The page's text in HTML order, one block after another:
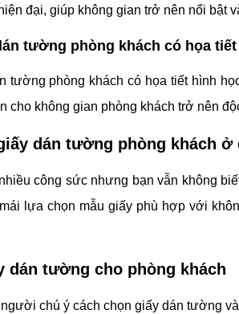
đại, giúp không gian trở nên nổi bật
tường phòng khách có họa
tường phòng khách có họa tiết hình
cho không gian phòng khách trở nên
dán tường phòng khách ở
công sức nhưng bạn vẫn không
lựa chọn mẫu giấy phù hợp với
dán tường cho phòng khách
chú ý cách chọn giấy dán tường